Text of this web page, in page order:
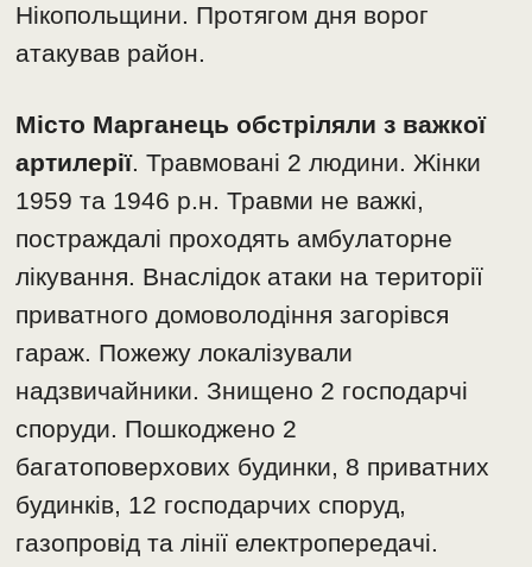
Нікопольщини. Протягом дня ворог
атакував район.
Місто Марганець обстріляли з важкої
артилерії. Травмовані 2 людини. Жінки
1959 та 1946 р.н. Травми не важкі,
постраждалі проходять амбулаторне
лікування. Внаслідок атаки на території
приватного домоволодіння загорівся
гараж. Пожежу локалізували
надзвичайники. Знищено 2 господарчі
споруди. Пошкоджено 2
багатоповерхових будинки, 8 приватних
будинків, 12 господарчих споруд,
газопровід та лінії електропередачі.